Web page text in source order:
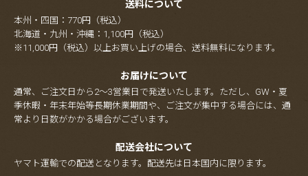
送料について
本州・四国：770円（税込）
北海道・九州・沖縄：1,100円（税込）
※11,000円（税込）以上お買い上げの場合、送料無料になります。
お届けについて
通常、ご注文日から2～3営業日で発送いたします。ただし、GW・夏
季休暇・年末年始等長期休業期間や、ご注文が集中する場合には、通
常より日数がかかる場合がございます。
配送会社について
ヤマト運輸での配送となります。配送先は日本国内に限ります。